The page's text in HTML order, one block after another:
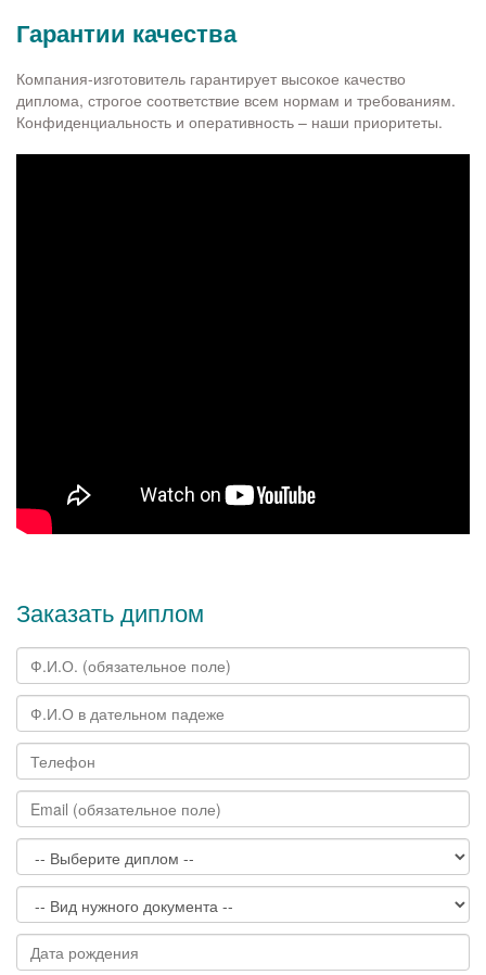
Гарантии качества
Компания-изготовитель гарантирует высокое качество
диплома, строгое соответствие всем нормам и требованиям.
Конфиденциальность и оперативность – наши приоритеты.
Заказать диплом